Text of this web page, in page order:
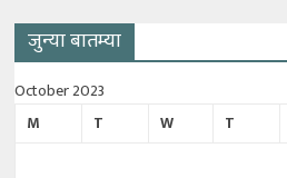
जुन्या बातम्या
October 2023
M
T W T